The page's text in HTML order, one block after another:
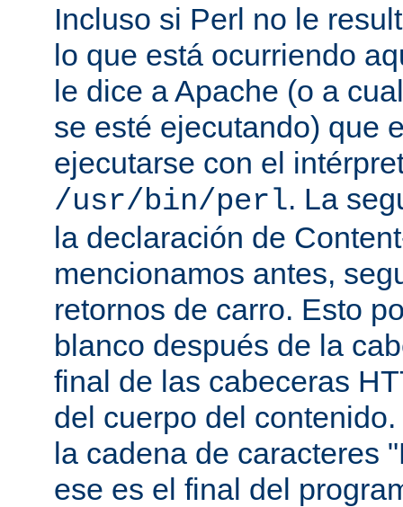
Incluso si Perl no le
lo que está ocurriendo
le dice a Apache (o a
se esté ejecutando) que
ejecutarse con el
/usr/bin/perl. La
la declaración de
mencionamos antes,
retornos de carro. Esto
blanco después de la
final de las cabeceras
del cuerpo del
la cadena de caracteres
ese es el final del